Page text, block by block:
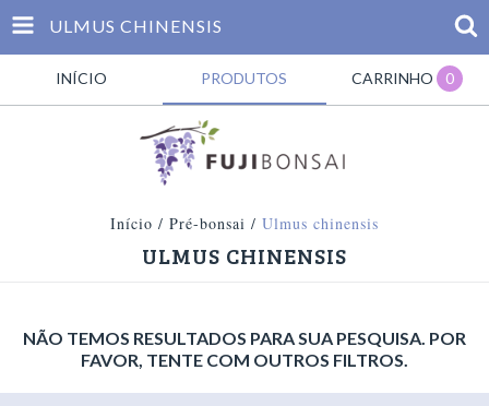
ULMUS CHINENSIS
INÍCIO PRODUTOS CARRINHO 0
Início / Pré-bonsai / Ulmus chinensis
ULMUS CHINENSIS
NÃO TEMOS RESULTADOS PARA SUA PESQUISA. POR
FAVOR, TENTE COM OUTROS FILTROS.